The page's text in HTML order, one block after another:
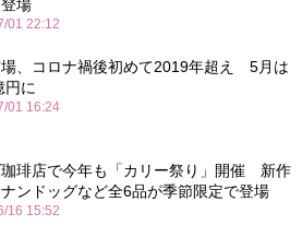
場
01 22:12
、コロナ禍後初めて2019年超え 5月は
円に
01 16:24
珈琲店で今年も「カリー祭り」開催 新作
ンドッグなど全6品が季節限定で登場
16 15:52